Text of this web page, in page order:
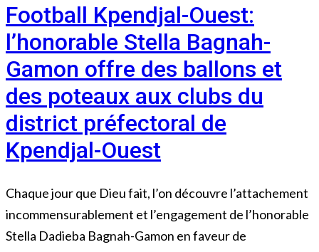
Football Kpendjal-Ouest:
l’honorable Stella Bagnah-
Gamon offre des ballons et
des poteaux aux clubs du
district préfectoral de
Kpendjal-Ouest
Chaque jour que Dieu fait, l’on découvre l’attachement
incommensurablement et l’engagement de l’honorable
Stella Dadieba Bagnah-Gamon en faveur de